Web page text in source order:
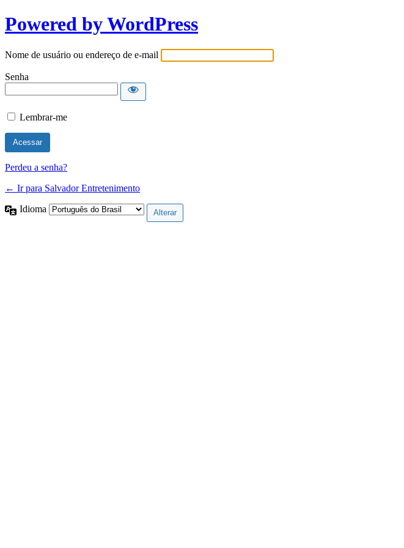
Powered by WordPress
Nome de usuário ou endereço de e-mail
Senha
Lembrar-me
Perdeu a senha?
← Ir para Salvador Entretenimento
Idioma